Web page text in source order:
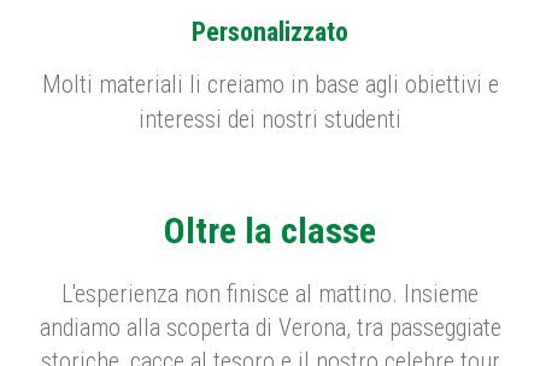
Personalizzato
Molti materiali li creiamo in base agli obiettivi e
interessi dei nostri studenti
Oltre la classe
L'esperienza non finisce al mattino. Insieme
andiamo alla scoperta di Verona, tra passeggiate